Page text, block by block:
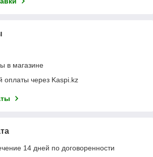
в магазине
оплаты через Kaspi.kz
14 дней по договоренности